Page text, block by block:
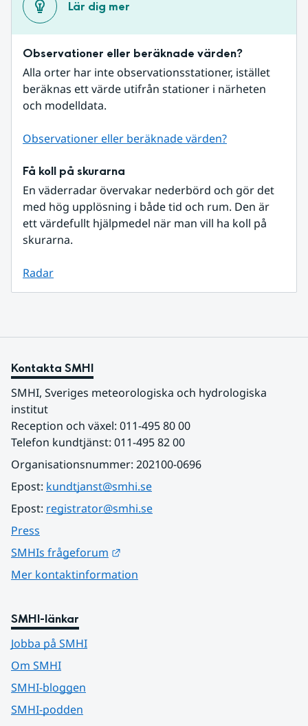
Lär dig mer
Observationer eller beräknade värden?
Alla orter har inte observationsstationer, istället
beräknas ett värde utifrån stationer i närheten
och modelldata.
Observationer eller beräknade värden?
Få koll på skurarna
En väderradar övervakar nederbörd och gör det
med hög upplösning i både tid och rum. Den är
ett värdefullt hjälpmedel när man vill ha koll på
skurarna.
Radar
Kontakta SMHI
SMHI, Sveriges meteorologiska och hydrologiska
institut
Reception och växel: 011-495 80 00
Telefon kundtjänst: 011-495 82 00
Organisationsnummer: 202100-0696
Epost: kundtjanst@smhi.se
Epost: registrator@smhi.se
Press
SMHIs frågeforum
Mer kontaktinformation
SMHI-länkar
Jobba på SMHI
Om SMHI
SMHI-bloggen
SMHI-podden